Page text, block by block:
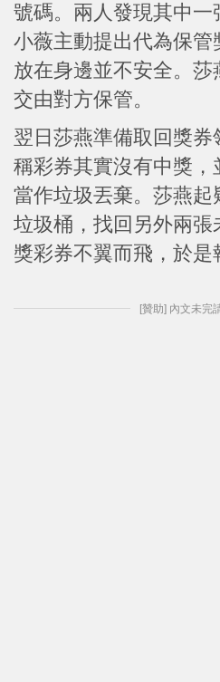
號碼。兩人發現其中一
小薇主動提出代為保
放在身邊並不安全。
交由對方保管。
翌日莎燕準備取回獎券
稱彩券其實沒有中獎
當作垃圾丟棄。莎燕
垃圾桶，找回另外兩
獎彩券不翼而飛，於是
[贊助] 內文未完